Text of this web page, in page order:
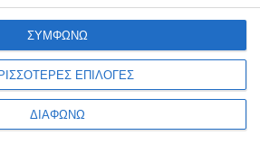
ΕΠΙΛΟΓΕΣ
ΔΙΑΦΩΝΩ
ΣΥΜΦΩΝΩ